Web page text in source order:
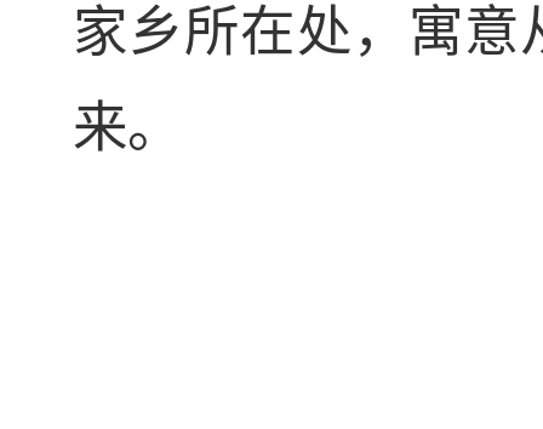
家乡所在处，寓
来。